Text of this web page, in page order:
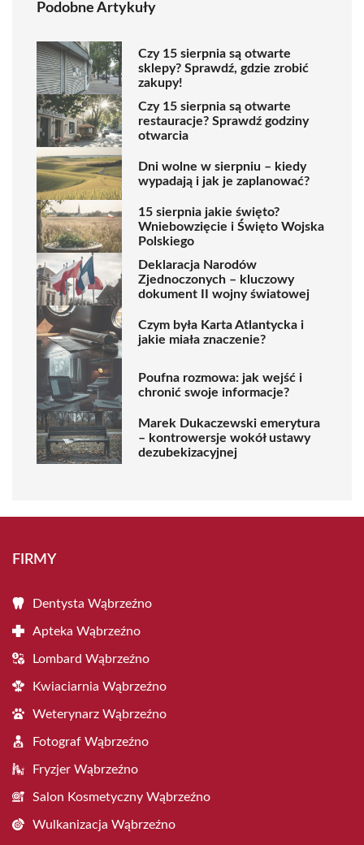
Podobne Artykuły
Czy 15 sierpnia są otwarte
sklepy? Sprawdź, gdzie zrobić
zakupy!
Czy 15 sierpnia są otwarte
restauracje? Sprawdź godziny
otwarcia
Dni wolne w sierpniu – kiedy
wypadają i jak je zaplanować?
15 sierpnia jakie święto?
Wniebowzięcie i Święto Wojska
Polskiego
Deklaracja Narodów
Zjednoczonych – kluczowy
dokument II wojny światowej
Czym była Karta Atlantycka i
jakie miała znaczenie?
Poufna rozmowa: jak wejść i
chronić swoje informacje?
Marek Dukaczewski emerytura
– kontrowersje wokół ustawy
dezubekizacyjnej
FIRMY
Dentysta Wąbrzeźno
Apteka Wąbrzeźno
Lombard Wąbrzeźno
Kwiaciarnia Wąbrzeźno
Weterynarz Wąbrzeźno
Fotograf Wąbrzeźno
Fryzjer Wąbrzeźno
Salon Kosmetyczny Wąbrzeźno
Wulkanizacja Wąbrzeźno